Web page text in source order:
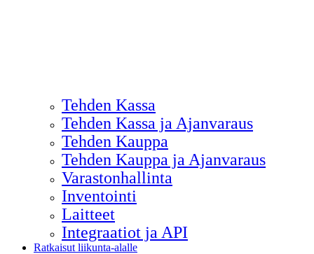
Tehden Kassa
Tehden Kassa ja Ajanvaraus
Tehden Kauppa
Tehden Kauppa ja Ajanvaraus
Varastonhallinta
Inventointi
Laitteet
Integraatiot ja API
Ratkaisut liikunta-alalle